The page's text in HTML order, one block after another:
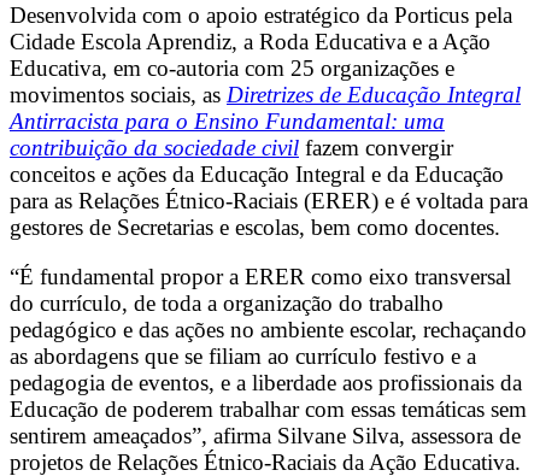
Desenvolvida com o apoio estratégico da Porticus pela
Cidade Escola Aprendiz, a Roda Educativa e a Ação
Educativa, em co-autoria com 25 organizações e
movimentos sociais, as Diretrizes de Educação Integral
Antirracista para o Ensino Fundamental: uma
contribuição da sociedade civil fazem convergir
conceitos e ações da Educação Integral e da Educação
para as Relações Étnico-Raciais (ERER) e é voltada para
gestores de Secretarias e escolas, bem como docentes.
“É fundamental propor a ERER como eixo transversal
do currículo, de toda a organização do trabalho
pedagógico e das ações no ambiente escolar, rechaçando
as abordagens que se filiam ao currículo festivo e a
pedagogia de eventos, e a liberdade aos profissionais da
Educação de poderem trabalhar com essas temáticas sem
sentirem ameaçados”, afirma Silvane Silva, assessora de
projetos de Relações Étnico-Raciais da Ação Educativa.